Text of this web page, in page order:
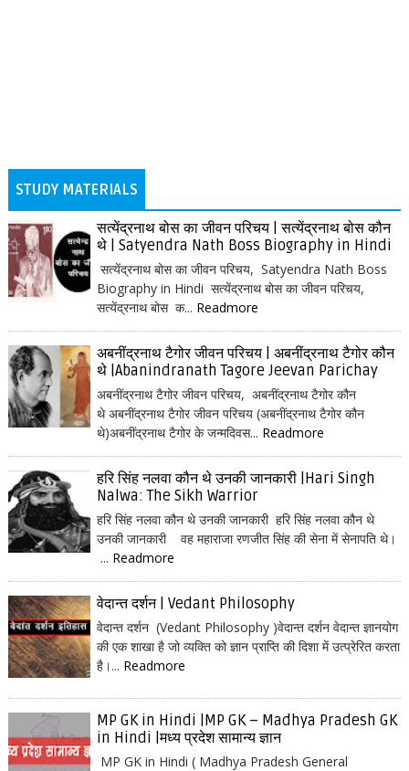
STUDY MATERIALS
सत्येंद्रनाथ बोस का जीवन परिचय | सत्येंद्रनाथ बोस कौन
थे | Satyendra Nath Boss Biography in Hindi
सत्येंद्रनाथ बोस का जीवन परिचय, Satyendra Nath Boss
Biography in Hindi सत्येंद्रनाथ बोस का जीवन परिचय,
सत्येंद्रनाथ बोस क... Readmore
अबनींद्रनाथ टैगोर जीवन परिचय | अबनींद्रनाथ टैगोर कौन
थे |Abanindranath Tagore Jeevan Parichay
अबनींद्रनाथ टैगोर जीवन परिचय, अबनींद्रनाथ टैगोर कौन
थे अबनींद्रनाथ टैगोर जीवन परिचय (अबनींद्रनाथ टैगोर कौन
थे)अबनींद्रनाथ टैगोर के जन्मदिवस... Readmore
हरि सिंह नलवा कौन थे उनकी जानकारी |Hari Singh
Nalwa: The Sikh Warrior
हरि सिंह नलवा कौन थे उनकी जानकारी हरि सिंह नलवा कौन थे
उनकी जानकारी वह महाराजा रणजीत सिंह की सेना में सेनापति थे।
... Readmore
वेदान्त दर्शन | Vedant Philosophy
वेदान्त दर्शन (Vedant Philosophy )वेदान्त दर्शन वेदान्त ज्ञानयोग
की एक शाखा है जो व्यक्ति को ज्ञान प्राप्ति की दिशा में उत्प्रेरित करता
है।... Readmore
MP GK in Hindi |MP GK – Madhya Pradesh GK
in Hindi |मध्य प्रदेश सामान्य ज्ञान
MP GK in Hindi ( Madhya Pradesh General